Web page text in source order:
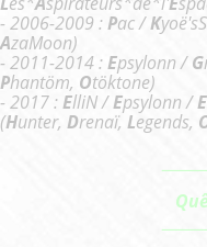
- 2006-2009 : Pac /K
AzaMoon)
- 2011-2014 :Epsylonn /G
Phantöm, Otöktone)
- 2017 : ElliN /Epsylonn /E
(Hunter, Drenaï, Legends,